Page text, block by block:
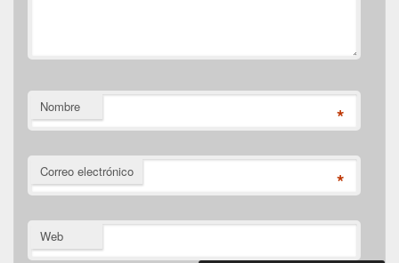
Nombre *
Correo electrónico *
Web